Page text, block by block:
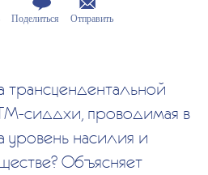
Поделиться Отправить
сиддхи, проводимая в
уровень насилия и
Объясняет